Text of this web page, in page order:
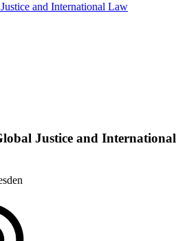
and International Law
Justice and International